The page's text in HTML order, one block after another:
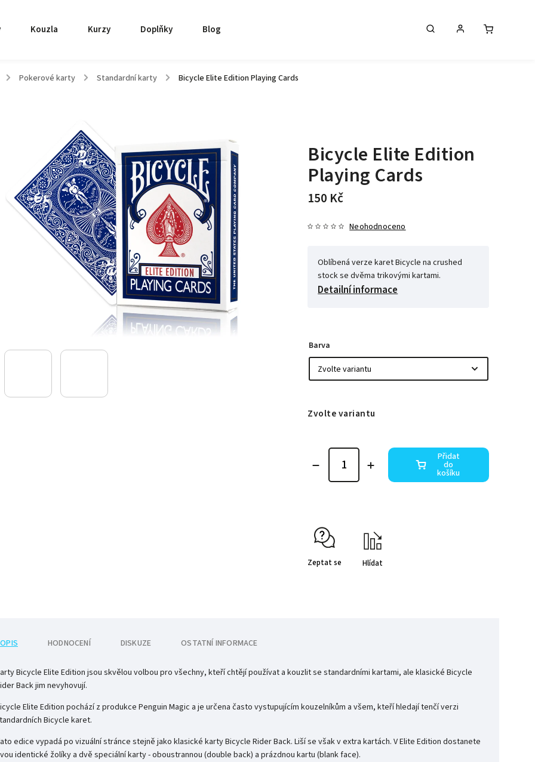
Kouzla Kurzy Doplňky Blog
/ Pokerové karty / Standardní karty / Bicycle Elite Edition Playing Cards
Bicycle Elite Edition
Playing Cards
150 Kč
Neohodnoceno
Oblíbená verze karet Bicycle na crushed
stock se dvěma trikovými kartami.
Detailní informace
Barva
Zvolte variantu
Přidat
do
košíku
Zeptat se Hlídat
HODNOCENÍ DISKUZE OSTATNÍ INFORMACE
Bicycle Elite Edition jsou skvělou volbou pro všechny, kteří chtějí používat a kouzlit se standardními kartami, ale klasické Bicycle
Back jim nevyhovují.
Elite Edition pochází z produkce Penguin Magic a je určena často vystupujícím kouzelníkům a všem, kteří hledají tenčí verzi
Bicycle karet.
edice vypadá po vizuální stránce stejně jako klasické karty Bicycle Rider Back. Liší se však v extra kartách. V Elite Edition dostanete
identické žolíky a dvě speciální karty - oboustrannou (double back) a prázdnou kartu (blank face).